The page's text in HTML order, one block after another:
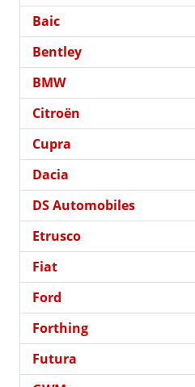
Baic
Bentley
BMW
Citroën
Cupra
Dacia
DS Automobiles
Etrusco
Fiat
Ford
Forthing
Futura